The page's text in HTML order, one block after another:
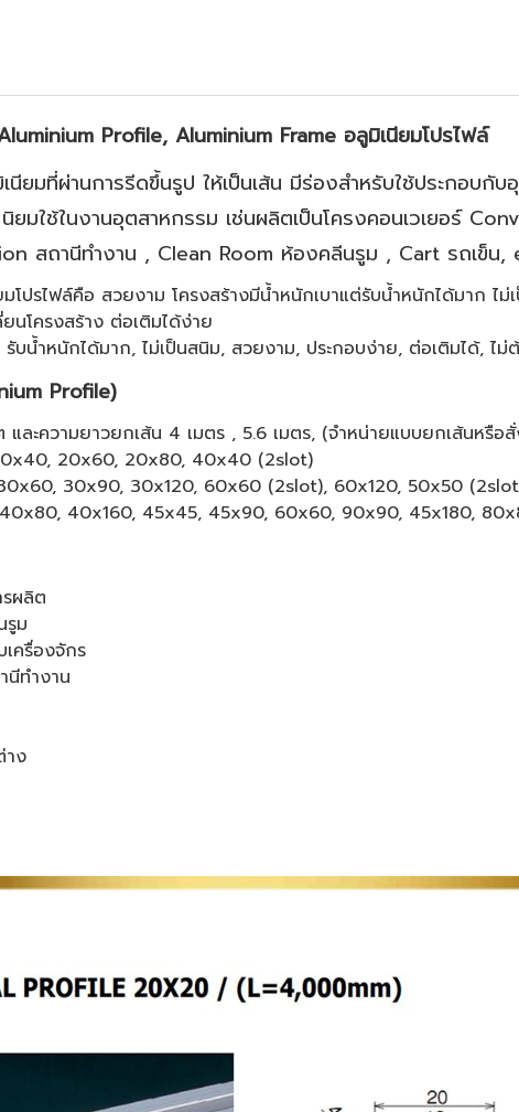
Profile, Aluminium Frame อลูมิเนียมโปรไฟล์
นียมที่ผ่านการรีดขึ้นรูป ให้เป็นเส้น มีร่องสำหรับใช้ประกอบกั
มใช้ในงานอุตสาหกรรม เช่นผลิตเป็นโครงคอนเวเยอร์
สถานีทำงาน , Clean Room ห้องคลีนรูม , Cart รถเข็น,
โปรไฟล์คือ สวยงาม โครงสร้างมีน้ำหนักเบาแต่รับน้ำหนักได้มาก ไม่
นโครงสร้าง ต่อเติมได้ง่าย
น้ำหนักได้มาก, ไม่เป็นสนิม, สวยงาม, ประกอบง่าย, ต่อเติมได้, ไม่
Profile)
และความยาวยกเส้น 4 เมตร , 5.6 เมตร, (จำหน่ายแบบยกเส้นหรือ
20x60, 20x80, 40x40 (2slot)
30x90, 30x120, 60x60 (2slot), 60x120, 50x50
40x160, 45x45, 45x90, 60x60, 90x90, 45x180,
ผลิต
รูม
ครื่องจักร
ทำงาน
าง